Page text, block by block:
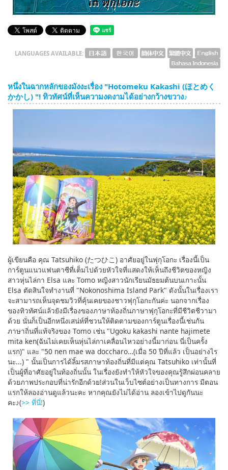
Bahasa Indonesia
LANGUAGES AVAILABLE:
หนึ่งในฉากหลักของมังงะเรื่อง "Hotomeku Kakashi (ほとめく
かかし) "! ทิวทัศน์ที่เห็นความงดงามได้อย่างกว้างขวาง♪
ผู้เขียนคือ คุณ Tatsuhiko (たつひこ) อาศัยอยู่ในฟุกุโอกะ เรื่องนี้เป็น
การ์ตูนแนวแฟนตาซีที่เต็มไปด้วยหัวใจที่แสดงให้เห็นถึงชีวิตของหญิง
สาวหุ่นไล่กา Elsa และ Tomo หญิงสาวนักเรียนมัธยมต้นบนเกาะนั้น
Elsa ตัดสินใจทำงานที่ "Nokonoshima Island Park" ดังนั้นในเรื่องเรา
จะสามารถเห็นจุดชมวิวที่คุ้นเคยของชาวฟุกุโอกะกันค่ะ นอกจากเรื่อง
ของทิวทัศน์แล้วยังมีเรื่องของภาษาท้องถิ่นภาษาฟุกุโอกะที่มีชีวิตชีวามา
ด้วย นั่นก็เป็นอีกหนึ่งเสน่ห์ที่ชวนให้ติดตามของการ์ตูนเรื่องนี้เช่นกัน
ภาษาถิ่นที่แท้จริงของ Tomo เช่น "Ugoku kakashi nante hajimete
mita ken(ฉันไม่เคยเห็นหุ่นไล่กาเคลื่อนไหวอย่างนี้มาก่อน นี่เป็นครั้ง
แรก)" และ "50 nen mae wa doccharo…(เมื่อ 50 ปีที่แล้ว เป็นอย่างไร
นะ...) " นั้นเป็นการได้ลิ้มรสภาษาท้องถิ่นที่มีแต่คุณ Tatsuhiko เท่านั้นที่
เป็นผู้ที่อาศัยอยู่ในท้องถิ่นนั้น ในเรื่องยังทำให้หัวใจของคุณรู้สึกผ่อนคลาย
ด้วยภาพประกอบที่น่ารักอีกด้วย!ส่วนในเว็บไซต์อย่างเป็นทางการ มีตอน
แรกให้ลองอ่านดูแล้วนะคะ หากคุณยังไม่ได้อ่าน ลองเข้าไปดูกันนะ
คะ♪(>> ที่นี่!)